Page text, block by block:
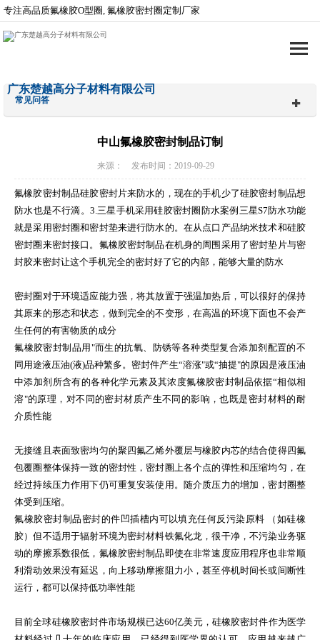
专注高品质氟橡胶O型圈, 氟橡胶密封圈定制厂家
广东楚越高分子材料有限公司
常见问答
中山氟橡胶密封制品订制
来源： 发布时间：2019-09-29
氟橡胶密封制品硅胶密封片来防水的，现在的手机少了硅胶密封制品想
防水也是不行滴。3.三星手机采用硅胶密封圈防水案例三星S7防水功能
就是采用密封圈和密封垫来进行防水的。在从点口产品纳米技术和硅胶
密封圈来密封接口。氟橡胶密封制品在机身的周围采用了密封垫片与密
封胶来密封让这个手机完全的密封好了它的内部，能够大量的防水
密封圈对于环境适应能力强，将其放置于强温加热后，可以很好的保持
其原来的形态和状态，做到完全的不变形，在高温的环境下面也不会产
生任何的有害物质的成分
氟橡胶密封制品用"而生的抗氧、防锈等各种类型复合添加剂配置的不
同用途液压油(液)品种繁多。密封件产生“溶涨"或“抽提"的原因是液压油
中添加剂所含有的各种化学元素及其浓度氟橡胶密封制品依据“相似相
溶"的原理，对不同的密封材质产生不同的影响，也既是密封材料的耐
介质性能
无接缝且表面致密均匀的聚四氟乙烯外覆层与橡胶内芯的结合使得四氟
包覆圈整体保持一致的密封性，密封圈上各个点的弹性和压缩均匀，在
经过持续压力作用下仍可重复安装使用。随介质压力的增加，密封圈整
体受到压缩。
氟橡胶密封制品密封的件凹插槽内可以填充任何反污染原料 （如硅橡
胶）但不适用于辐射环境为密封材料铁氟化龙，很干净，不污染业务驱
动的摩擦系数很低，氟橡胶密封制品即使在非常速度应用程序也非常顺
利滑动效果没有延迟，向上移动摩擦阻力小，甚至停机时间长或间断性
运行，都可以保持低功率性能
目前全球硅橡胶密封件市场规模已达60亿美元，硅橡胶密封件作为医学